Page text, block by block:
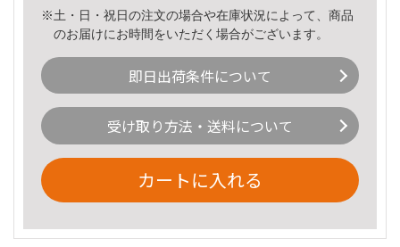
※土・日・祝日の注文の場合や在庫状況によって、商品
のお届けにお時間をいただく場合がございます。
即日出荷条件について
受け取り方法・送料について
カートに入れる